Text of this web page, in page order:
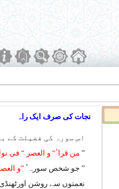
نجات کی صرف ایک راہ
اس سورہ کی فضیلت کے
” من قراٴ“ و العصر “ فی
” جو شخص سورہٴ ”و
نعمتوں سے روشن